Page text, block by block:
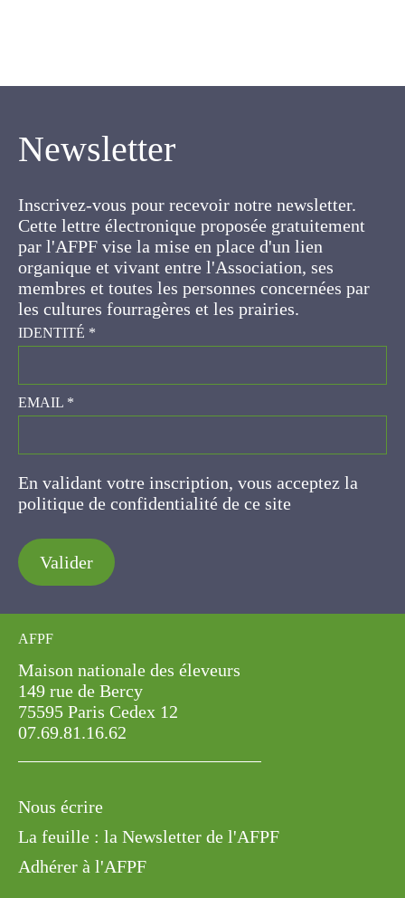
Newsletter
Cette lettre électronique proposée
gratuitement par l'AFPF vise la mise en place
d'un lien organique et vivant entre l'Association,
ses membres et toutes les personnes
concernées par les cultures fourragères et les
prairies.
IDENTITÉ*
EMAIL*
En validant votre inscription, vous acceptez la
politique de confidentialité de ce site
Valider
AFPF
Maison nationale des éleveurs
149 rue de Bercy
75595 Paris Cedex 12
07.69.81.16.62
Nous écrire
La feuille : la Newsletter de l'AFPF
Adhérer à l'AFPF